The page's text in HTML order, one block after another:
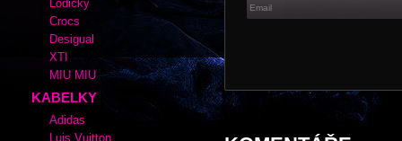
VLOŽIT
Dr. Martens
Manolo Blahnik
Dior
Yves Saint Laurent
Timberland
Burberry
Jimmy Choo
Lodičky